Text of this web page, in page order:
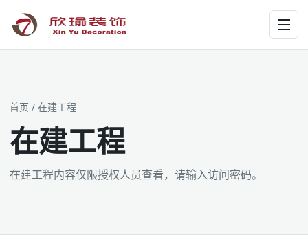
工装为主 · 家装为辅 · 设计施工
首页 / 在建工程
在建工程
在建工程内容仅限授权人员查看，请输入访问密码。